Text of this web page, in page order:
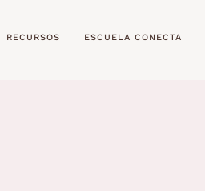
RECURSOS ESCUELA CONECTA